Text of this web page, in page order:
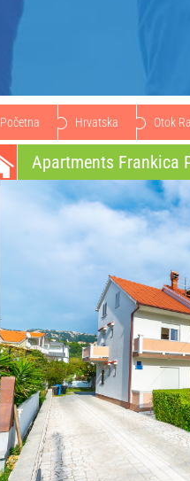
Početna Hrvatska Otok
Apartments Frankica